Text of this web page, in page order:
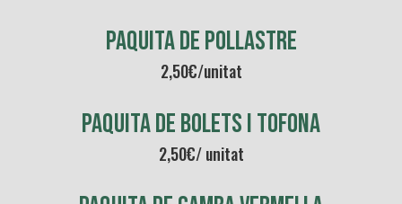
PAQUITA DE POLLastre
2,50€/unitat
PAQUITA DE bolets i Tofona
2,50€/ unitat